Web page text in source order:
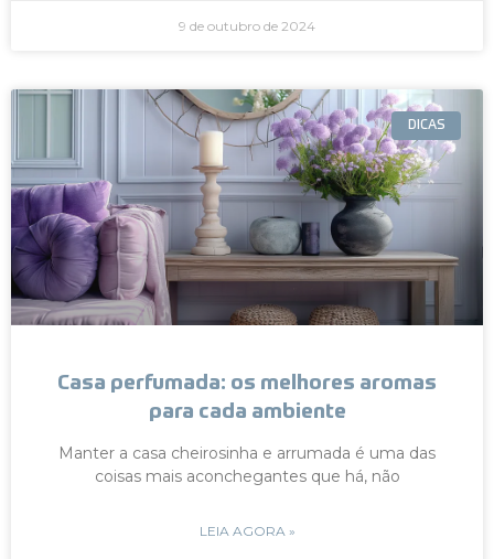
9 de outubro de 2024
DICAS
Casa perfumada: os melhores aromas
para cada ambiente
Manter a casa cheirosinha e arrumada é uma das
coisas mais aconchegantes que há, não
LEIA AGORA »